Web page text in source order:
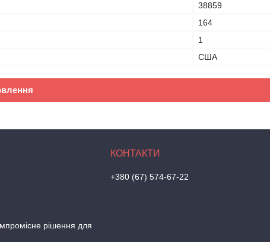
38859
164
1
США
рішення для
+380 (67) 574-67-22